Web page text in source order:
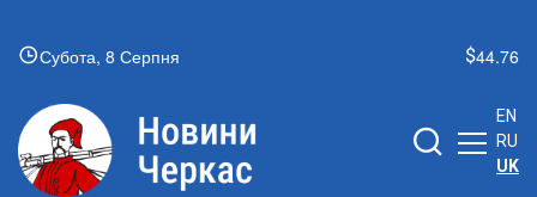
Субота, 8 Серпня 44.76
EN
RU
UK